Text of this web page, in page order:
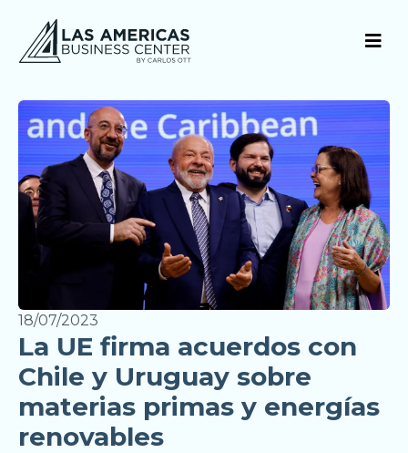
18/07/2023
La UE firma acuerdos con
Chile y Uruguay sobre
materias primas y energías
renovables